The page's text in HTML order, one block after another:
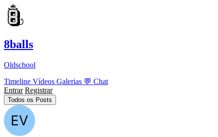
8balls
Oldschool
Timeline Vídeos Galerias 💬 Chat
Entrar Registrar
Todos os Posts